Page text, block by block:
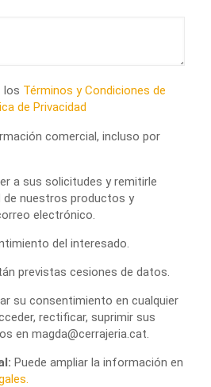
los Términos y Condiciones de
de Privacidad
comercial, incluso por
a sus solicitudes y remitirle
nuestros productos y
electrónico.
del interesado.
previstas cesiones de datos.
su consentimiento en cualquier
rectificar, suprimir sus
en magda@cerrajeria.cat.
Puede ampliar la información en